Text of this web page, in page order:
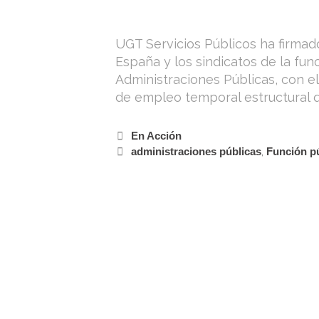
UGT Servicios Públicos ha
España y los sindicatos de la
Administraciones Públicas, con
de empleo temporal estructural
En Acción
administraciones públicas, Función